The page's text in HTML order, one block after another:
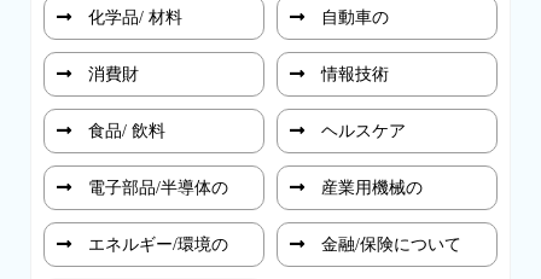
化学品/ 材料 自動車の
消費財 情報技術
食品/ 飲料 ヘルスケア
電子部品/半導体の 産業用機械の
エネルギー/環境の 金融/保険について